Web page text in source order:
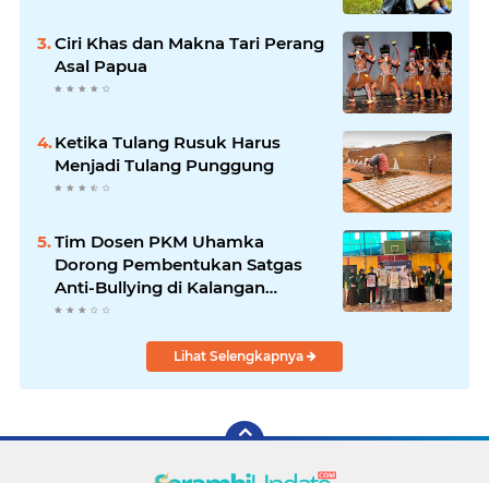
Ciri Khas dan Makna Tari Perang
Asal Papua
Ketika Tulang Rusuk Harus
Menjadi Tulang Punggung
Tim Dosen PKM Uhamka
Dorong Pembentukan Satgas
Anti-Bullying di Kalangan
Remaja
Lihat Selengkapnya